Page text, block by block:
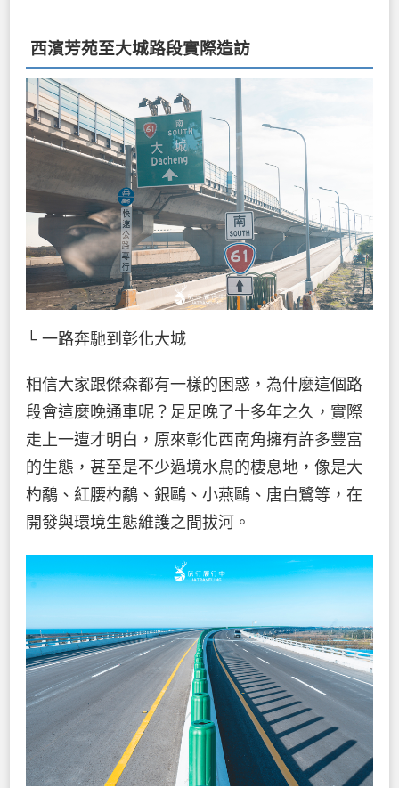
西濱芳苑至大城路段實際造訪
└ 一路奔馳到彰化大城
相信大家跟傑森都有一樣的困惑，為什麼這個路
段會這麼晚通車呢？足足晚了十多年之久，實際
走上一遭才明白，原來彰化西南角擁有許多豐富
的生態，甚至是不少過境水鳥的棲息地，像是大
杓鷸、紅腰杓鷸、銀鷗、小燕鷗、唐白鷺等，在
開發與環境生態維護之間拔河。